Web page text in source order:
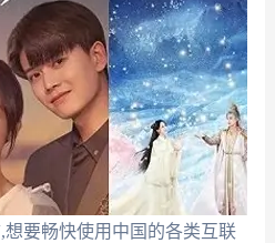
要畅快使用中国的各类互联